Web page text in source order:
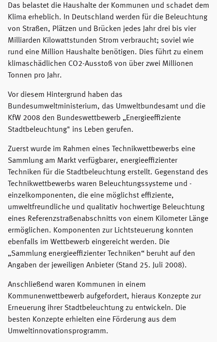
Das belastet die Haushalte der Kommunen und schadet dem
Klima erheblich. In Deutschland werden für die Beleuchtung
von Straßen, Plätzen und Brücken jedes Jahr drei bis vier
Milliarden Kilowattstunden Strom verbraucht; soviel wie
rund eine Million Haushalte benötigen. Dies führt zu einem
klimaschädlichen CO2-Ausstoß von über zwei Millionen
Tonnen pro Jahr.
Vor diesem Hintergrund haben das
Bundesumweltministerium, das Umweltbundesamt und die
KfW 2008 den Bundeswettbewerb „Energieeffiziente
Stadtbeleuchtung" ins Leben gerufen.
Zuerst wurde im Rahmen eines Technikwettbewerbs eine
Sammlung am Markt verfügbarer, energieeffizienter
Techniken für die Stadtbeleuchtung erstellt. Gegenstand des
Technikwettbewerbs waren Beleuchtungssysteme und -
einzelkomponenten, die eine möglichst effiziente,
umweltfreundliche und qualitativ hochwertige Beleuchtung
eines Referenzstraßenabschnitts von einem Kilometer Länge
ermöglichen. Komponenten zur Lichtsteuerung konnten
ebenfalls im Wettbewerb eingereicht werden. Die
„Sammlung energieeffizienter Techniken“ beruht auf den
Angaben der jeweiligen Anbieter (Stand 25. Juli 2008).
Anschließend waren Kommunen in einem
Kommunenwettbewerb aufgefordert, hieraus Konzepte zur
Erneuerung ihrer Stadtbeleuchtung zu entwickeln. Die
besten Konzepte erhielten eine Förderung aus dem
Umweltinnovationsprogramm.